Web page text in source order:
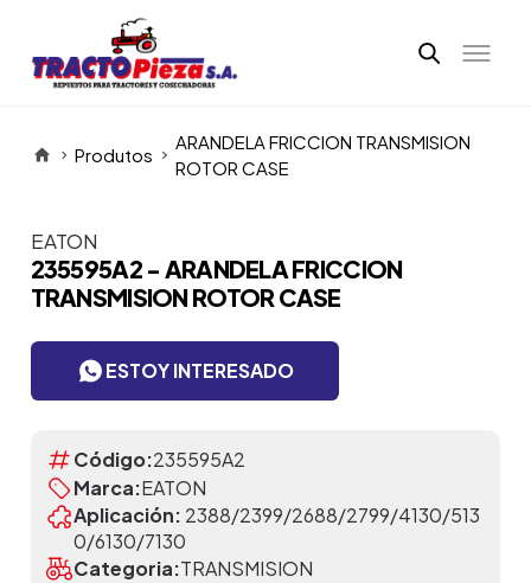
Produtos
ARANDELA FRICCION TRANSMISION
ROTOR CASE
Itens da Galeria
EATON
235595A2 - ARANDELA FRICCION
TRANSMISION ROTOR CASE
ESTOY INTERESADO
Código:235595A2
Marca:EATON
Aplicación: 2388/2399/2688/2799/4130/513
0/6130/7130
Categoria:TRANSMISION